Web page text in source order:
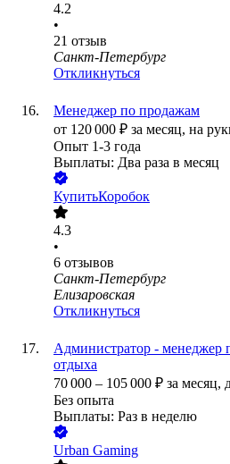
4.2
•
21 отзыв
Санкт-Петербург
Откликнуться
Менеджер по продажам
от 120 000 ₽ за месяц, на
Опыт 1-3 года
Выплаты: Два раза в месяц
КупитьКоробок
4.3
•
6 отзывов
Санкт-Петербург
Елизаровская
Откликнуться
Администратор - менеджер
отдыха
70 000 – 105 000 ₽ за месяц,
Без опыта
Выплаты: Раз в неделю
Urban Gaming